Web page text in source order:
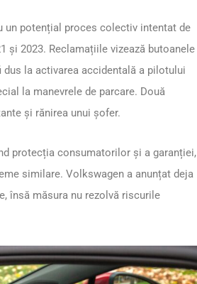
un potențial proces colectiv intentat de
și 2023. Reclamațiile vizează butoanele
la activarea accidentală a pilotului
la manevrele de parcare. Două
și rănirea unui șofer.
protecția consumatorilor și a garanției,
similare. Volkswagen a anunțat deja
însă măsura nu rezolvă riscurile